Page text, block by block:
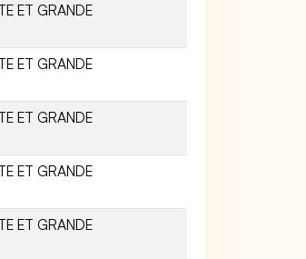
ET GRANDE
ET GRANDE
ET GRANDE
ET GRANDE
ET GRANDE